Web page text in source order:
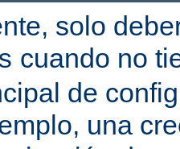
solo
cuando no
de
una